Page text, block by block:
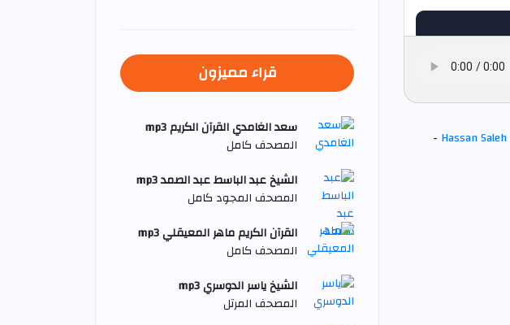
Hassan Saleh
-
قراء مميزون
سعد الغامدي القرآن الكريم mp3
المصحف كامل
الشيخ عبد الباسط عبد الصمد mp3
المصحف المجود كامل
القرآن الكريم ماهر المعيقلي mp3
المصحف كامل
الشيخ ياسر الدوسري mp3
المصحف المرتل